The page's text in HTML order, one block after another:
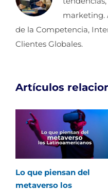
marketing.
de la Competencia,
Clientes Globales.
Artículos
Lo que piensan del
metaverso los